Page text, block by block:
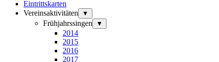
Eintrittskarten
Vereinsaktivitäten
▼
Frühjahrssingen ▼
2014
2015
2016
2017